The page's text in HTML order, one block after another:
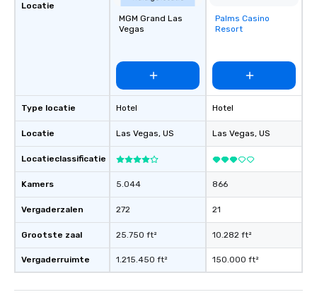
Locatie
Type locatie
Locatie
Locatieclassificatie
Kamers
Vergaderzalen
Grootste zaal
Vergaderruimte
MGM Grand Las
Vegas
Hotel
Las Vegas, US
5.044
272
25.750 ft²
1.215.450 ft²
Removed from
favorites
Palms Casino
Resort
Hotel
Las Vegas, US
866
21
10.282 ft²
150.000 ft²